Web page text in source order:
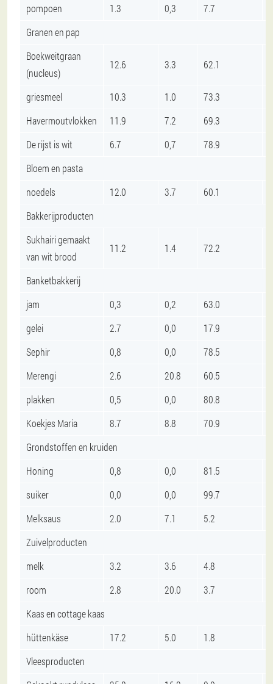
pompoen
1.3 0,3 7.7
Granen en pap
Boekweitgraan
(nucleus)
12.6 3.3 62.1
griesmeel 10.3 1.0 73.3
Havermoutvlokken
11.9 7.2 69.3
De rijst is wit
6.7 0,7 78.9
Bloem en pasta
noedels
12.0 3.7 60.1
Bakkerijproducten
Sukhairi gemaakt
van wit brood
11.2 1.4 72.2
Banketbakkerij
jam
0,3 0,2 63.0
gelei
2.7 0,0 17.9
Sephir
0,8 0,0 78.5
Merengi
2.6 20.8 60.5
plakken
0,5 0,0 80.8
Koekjes Maria
8.7 8.8 70.9
Grondstoffen en kruiden
Honing
0,8 0,0 81.5
suiker
0,0 0,0 99.7
Melksaus
2.0 7.1 5.2
Zuivelproducten
melk
3.2 3.6 4.8
room
2.8 20.0 3.7
Kaas en cottage kaas
hüttenkäse
17.2 5.0 1.8
Vleesproducten